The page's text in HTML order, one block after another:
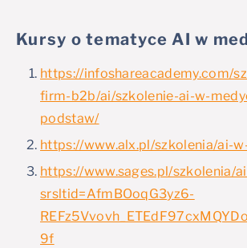
Kursy o tematyce AI w
https://infoshareacademy.com/
firm-b2b/ai/szkolenie-ai-w-
podstaw/
https://www.alx.pl/szkolenia/ai-
https://www.sages.pl/szkolenia/
srsltid=AfmBOoqG3yz6-
9f